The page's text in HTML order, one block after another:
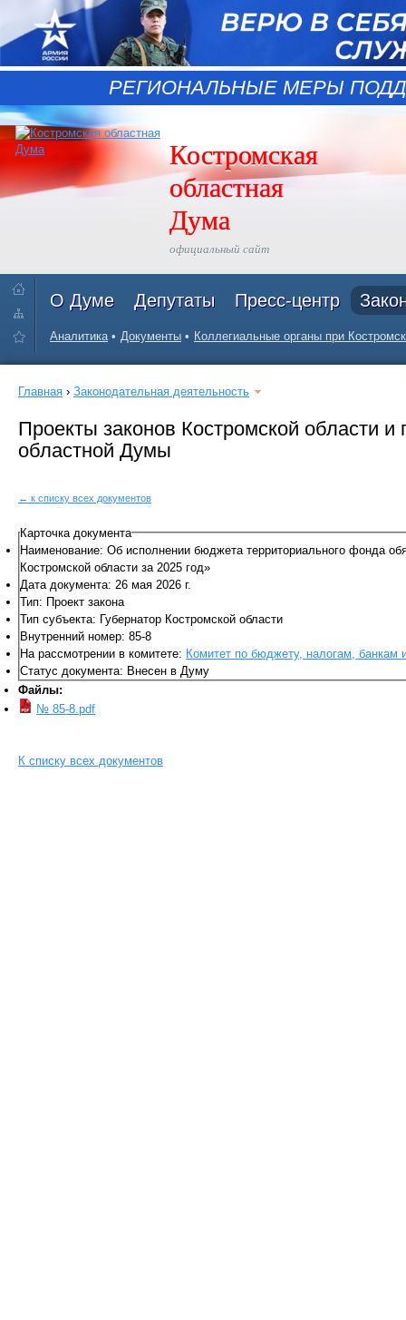
РЕГИОНАЛЬНЫЕ МЕРЫ
Костромская
областная
Дума
официальный сайт
О Думе Депутаты Пресс-центр
Аналитика Документы Коллегиальные органы при
Главная › Законодательная деятельность
Проекты законов Костромской области и
областной Думы
← к списку всех документов
Карточка документа
Наименование: Об исполнении бюджета территориального фонда
Костромской области за 2025 год»
Дата документа: 26 мая 2026 г.
Тип: Проект закона
Тип субъекта: Губернатор Костромской области
Внутренний номер: 85-8
На рассмотрении в комитете: Комитет по бюджету, налогам, банкам
Статус документа: Внесен в Думу
Файлы:
№ 85-8.pdf
К списку всех документов